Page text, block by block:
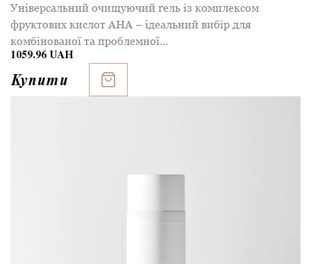
ML
Універсальний очищуючий гель із комплексом
фруктових кислот AHA – ідеальний вибір для
комбінованої та проблемної…
1059.96 UAH
Купити